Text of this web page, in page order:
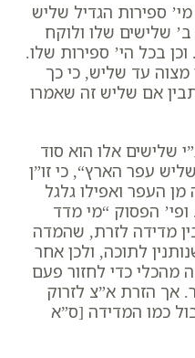
ספירות הגדיל שליש
שלישים שלו ולוקח
בכל הי’ ספירות שלו.
מצוה עד שליש, כי כך
אם שליש זה שאמרו
שלישים אלו הוא סוד
עפר הארץ“, כי זו”ן
מן העפר ואפילו גלגל
הפסוק “מי מדד
מדידה לזרת, שהמדה
לתוכה, ולכן אחר
מהכלי כדי לחזור פעם
אך הזרת א”צ לזרוק
כמו המדידה [ס”א